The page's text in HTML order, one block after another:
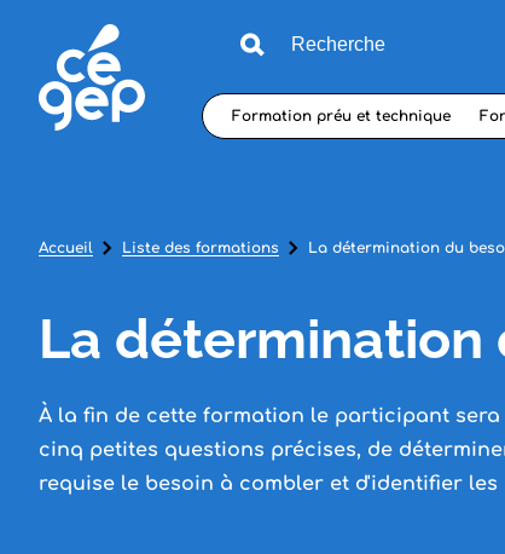
Formation préu et technique
Accueil Liste des formations La détermination du
La détermination
À la fin de cette formation le participant sera
cinq petites questions précises, de
requise le besoin à combler et d'identifier les